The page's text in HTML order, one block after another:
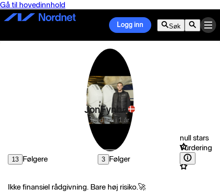
Gå til hovedinnhold
Logg inn Søk
JonFynbo
Medlem i 1 år
13 Følgere 3 Følger
null stars
Vurdering
Ikke finansiel rådgivning. Bare høj risiko.🚀